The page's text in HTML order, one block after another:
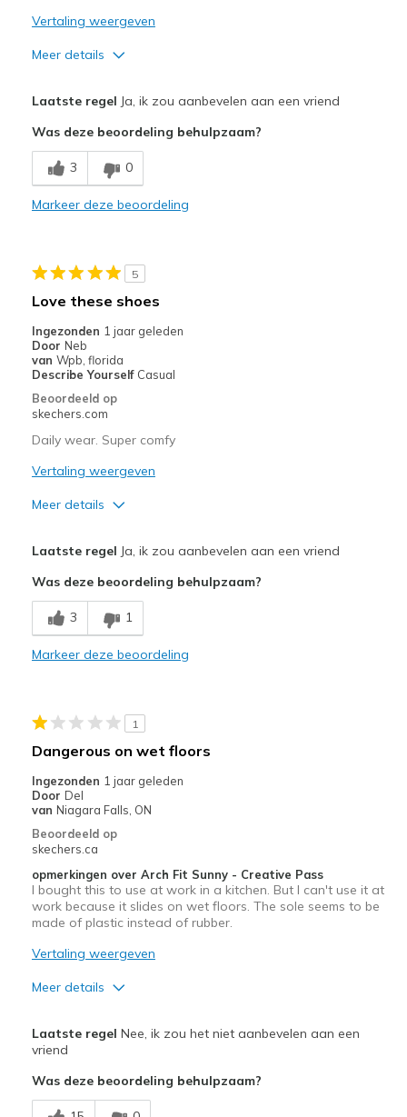
Vertaling weergeven
Meer details
Breathe Well
Comfortable
Beste toepassingen
Travel
Width
Sizing
View On Shoes
Shoes are for Wearing
Laatste regel Ja, ik zou aanbevelen aan een vriend
Was deze beoordeling behulpzaam?
3 0
Markeer deze beoordeling
5
Love these shoes
Ingezonden 1 jaar geleden
Door Neb
van Wpb, florida
Describe Yourself Casual
Beoordeeld op
skechers.com
Daily wear. Super comfy
Vertaling weergeven
Meer details
Breathe Well
Comfortable
Travel
Width
Feels true to width
Sizing
View On Shoes
Shoes are for Wearing
Laatste regel Ja, ik zou aanbevelen aan een vriend
Was deze beoordeling behulpzaam?
3 1
Markeer deze beoordeling
1
Dangerous on wet floors
Ingezonden 1 jaar geleden
Door Del
van Niagara Falls, ON
Beoordeeld op
skechers.ca
opmerkingen over Arch Fit Sunny - Creative Pass
I bought this to use at work in a kitchen. But I can't use it at
work because it slides on wet floors. The sole seems to be
made of plastic instead of rubber.
Vertaling weergeven
Meer details
Sizing
Feels true to size
Laatste regel Nee, ik zou het niet aanbevelen aan een
vriend
Was deze beoordeling behulpzaam?